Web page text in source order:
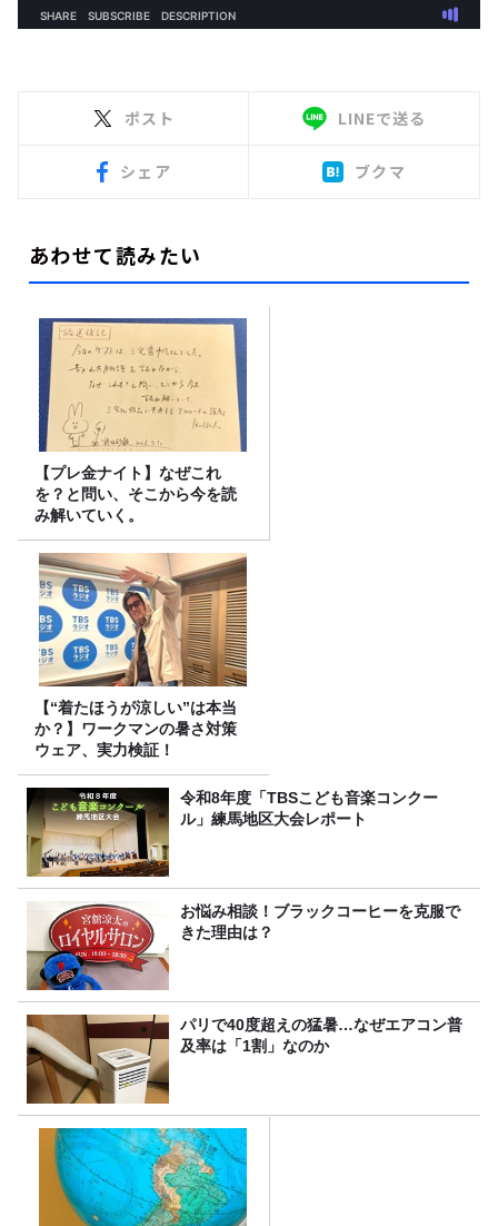
ポスト LINEで送る
シェア ブクマ
あわせて読みたい
【プレ金ナイト】なぜこれ
を？と問い、そこから今を読
み解いていく。
【“着たほうが涼しい”は本当
か？】ワークマンの暑さ対策
ウェア、実力検証！
令和8年度「TBSこども音楽コンクー
ル」練馬地区大会レポート
お悩み相談！ブラックコーヒーを克服で
きた理由は？
パリで40度超えの猛暑…なぜエアコン普
及率は「1割」なのか